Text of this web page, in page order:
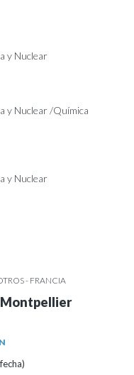
y Nuclear
y Nuclear /Química
y Nuclear
- FRANCIA